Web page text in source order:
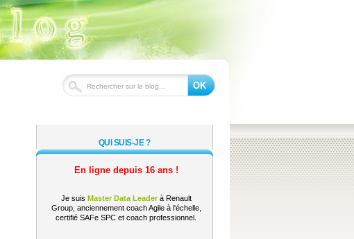
OK
QUI SUIS-JE ?
En ligne depuis 16 ans !
Je suis Master Data Leaderà Renault
Group, anciennement coach Agile à l'échelle,
certifié SAFe SPC et coach professionnel.